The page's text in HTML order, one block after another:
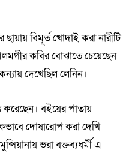
বিমূর্ত খোদাই করা নারীটি
কবির বোঝাতে চেয়েছেন
দেখেছিল লেনিন।
করেছেন। বইয়ের পাতায়
দোষারোপ করা দেখি
ভরা বক্তব্যধর্মী এ